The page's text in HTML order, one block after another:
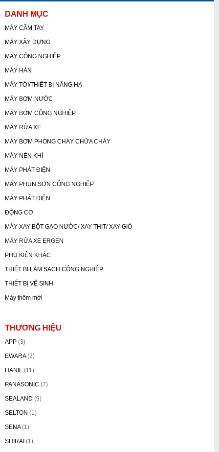
DANH MỤC
MÁY CẦM TAY
MÁY XÂY DỰNG
MÁY CÔNG NGHIỆP
MÁY HÀN
MÁY TỜI/THIẾT BỊ NÂNG HẠ
MÁY BƠM NƯỚC
MÁY BƠM CÔNG NGHIỆP
MÁY RỬA XE
MÁY BƠM PHÒNG CHÁY CHỮA CHÁY
MÁY NÉN KHÍ
MÁY PHÁT ĐIỆN
MÁY PHUN SƠN CÔNG NGHIỆP
MÁY PHÁT ĐIỆN
ĐỘNG CƠ
MÁY XAY BỘT GẠO NƯỚC/ XAY THỊT/ XAY GIÒ
MÁY RỬA XE ERGEN
PHỤ KIỆN KHÁC
THIẾT BỊ LÀM SẠCH CÔNG NGHIỆP
THIẾT BỊ VỆ SINH
Máy thêm mới
THƯƠNG HIỆU
APP (3)
EWARA(2)
HANIL (11)
PANASONIC (7)
SEALAND (9)
SELTON (1)
SENA(1)
SHIRAI (1)